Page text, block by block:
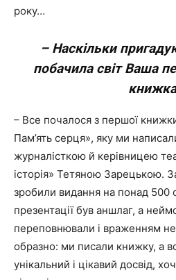
року…
– Наскільки
побачила світ Ваша
– Все почалося з першої
Пам’ять серця», яку ми
журналісткою й керівницею
історія» Тетяною Зарецькою.
зробили видання на понад 500
презентації був аншлаг, а
переповнювали і враженням
образно: ми писали книжку, а
унікальний і цікавий досвід,